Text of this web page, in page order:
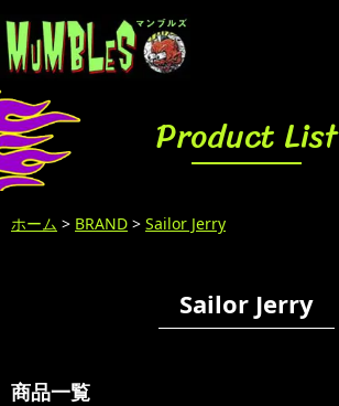
Product List
ホーム > BRAND > Sailor Jerry
Sailor Jerry
商品一覧